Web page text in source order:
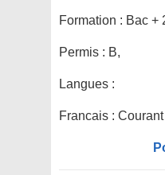
Formation : Bac +
Permis : B,
Langues :
Francais : Courant